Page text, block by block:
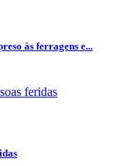
às ferragens e...